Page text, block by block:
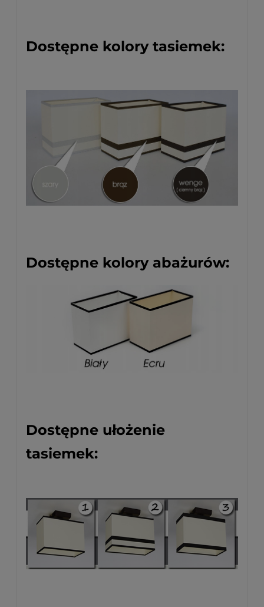
Dostępne kolory tasiemek:
Dostępne kolory abażurów:
Dostępne ułożenie
tasiemek: